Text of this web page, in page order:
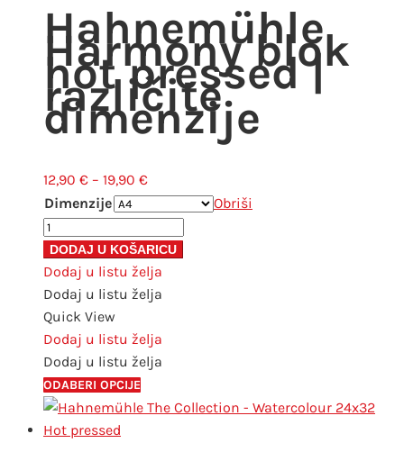
do
19,90 €
Hahnemühle
Harmony blok
hot pressed |
različite
dimenzije
12,90 € – 19,90 €Raspon
cijena:
od
12,90 €
do
19,90 €
Dimenzije
Obriši
Hahnemühle
Harmony
blok
hot
pressed
|
različite
dimenzije
količina
DODAJ U KOŠARICU
Dodaj u listu želja
Dodaj u listu želja
Quick View
Dodaj u listu želja
Dodaj u listu želja
ODABERI OPCIJEOvaj
proizvod